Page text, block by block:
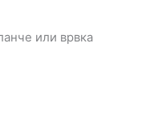
или врвка